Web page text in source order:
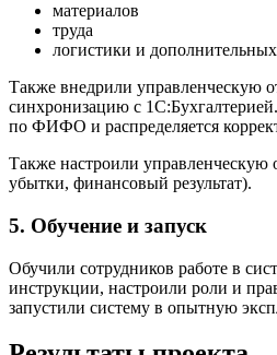
материалов
труда
логистики и дополнительных
Также внедрили управленческую
синхронизацию с
по ФИФО и распределяется
Также настроили управленческую
убытки, финансовый результат).
5. Обучение и запуск
Обучили сотрудников работе в
инструкции, настроили роли и
запустили систему в опытную